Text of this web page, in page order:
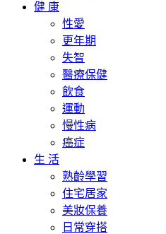
健 康
性愛
更年期
失智
醫療保健
飲食
運動
慢性病
癌症
生 活
熟齡學習
住宅居家
美妝保養
日常穿搭